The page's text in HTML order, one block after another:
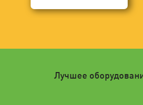
Лучшее